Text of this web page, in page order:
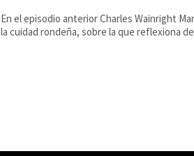
En el episodio anterior Charles Wainright
la cuidad rondeña, sobre la que reflexiona